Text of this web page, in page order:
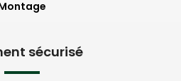
sécurisé